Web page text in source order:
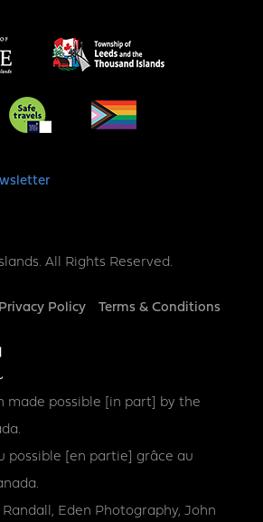
All Rights Reserved.
Privacy Policy Terms & Conditions
made possible [in part] by the
possible [en partie] grâce au
Eden Photography, John